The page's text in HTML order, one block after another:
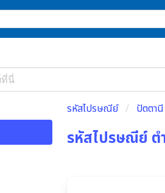
รหัสไปรษณีย์ ปัตตานี
รหัสไปรษณีย์ ต